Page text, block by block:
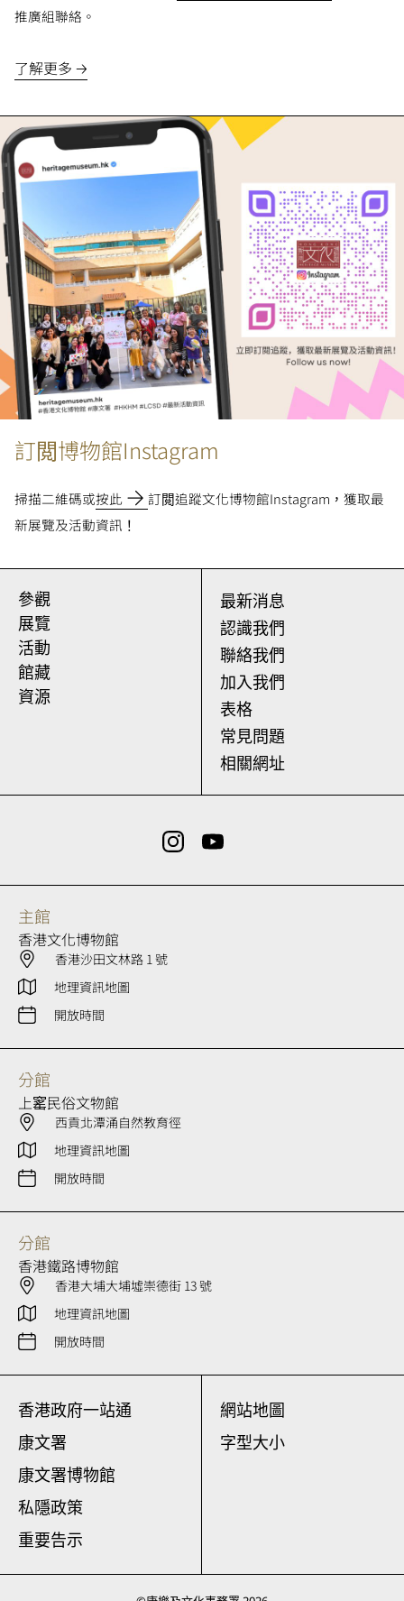
推廣組聯絡。
了解更多 🡢
訂閲博物館Instagram
掃描二維碼或按此
訂閲追蹤文化博物館Instagram，獲取最
新展覽及活動資訊！
參觀
展覽
活動
館藏
資源
最新消息
認識我們
聯絡我們
加入我們
表格
常見問題
相關網址
主館
香港文化博物館
香港沙田文林路 1 號
地理資訊地圖
開放時間
分館
上窰民俗文物館
西貢北潭涌自然教育徑
地理資訊地圖
開放時間
分館
香港鐵路博物館
香港大埔大埔墟崇德街 13 號
地理資訊地圖
開放時間
香港政府一站通
康文署
康文署博物館
私隱政策
重要告示
網站地圖
字型大小